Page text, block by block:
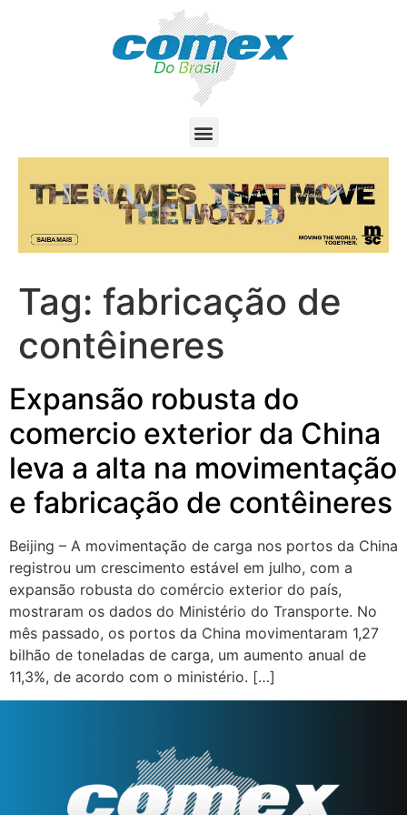
Tag: fabricação de
contêineres
Expansão robusta do
comercio exterior da China
leva a alta na movimentação
e fabricação de contêineres
Beijing – A movimentação de carga nos portos da China
registrou um crescimento estável em julho, com a
expansão robusta do comércio exterior do país,
mostraram os dados do Ministério do Transporte. No
mês passado, os portos da China movimentaram 1,27
bilhão de toneladas de carga, um aumento anual de
11,3%, de acordo com o ministério. […]